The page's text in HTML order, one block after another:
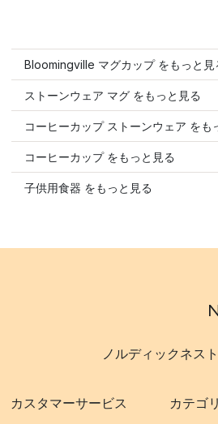
Bloomingville マグカップ をもっと見
ストーンウェア マグ をもっと見る
コーヒーカップ ストーンウェア をも
コーヒーカップ をもっと見る
子供用食器 をもっと見る
ノルディックネス
カスタマーサービス カテゴ